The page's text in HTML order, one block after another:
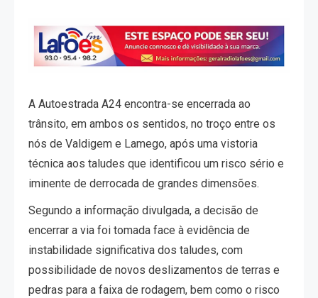
A Autoestrada A24 encontra-se encerrada ao
trânsito, em ambos os sentidos, no troço entre os
nós de Valdigem e Lamego, após uma vistoria
técnica aos taludes que identificou um risco sério e
iminente de derrocada de grandes dimensões.
Segundo a informação divulgada, a decisão de
encerrar a via foi tomada face à evidência de
instabilidade significativa dos taludes, com
possibilidade de novos deslizamentos de terras e
pedras para a faixa de rodagem, bem como o risco